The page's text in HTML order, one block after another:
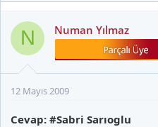
N Numan Yılmaz
12 Mayıs 2009
Cevap: #Sabri Sarıoglu